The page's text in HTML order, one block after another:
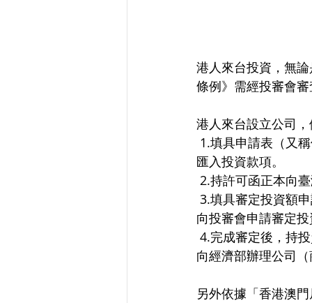
港人來台投資，無
條例》需經投審會
港人來台設立公司
匯入投資款項。
2.持許可函正本向
向投審會申請審定
向經濟部辦理公司
另外依據「香港澳